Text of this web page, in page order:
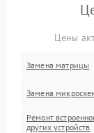
Цены
Замена матрицы
Замена
Ремонт
других устройств